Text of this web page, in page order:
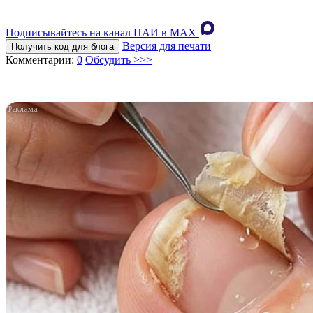
Подписывайтесь на канал ПАИ в MAХ
Получить код для блога
Версия для печати
Комментарии: 0 Обсудить >>>